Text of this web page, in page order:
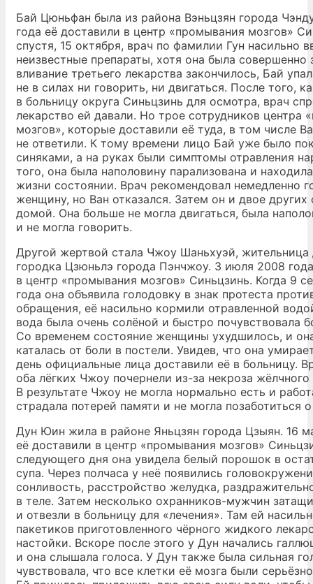
Бай Цюньфан была из района Вэньцзян города
года её доставили в центр «промывания мозгов»
спустя, 15 октября, врач по фамилии Гун насильно
неизвестные препараты, хотя она была совершенно
вливание третьего лекарства закончилось, Бай
не в силах ни говорить, ни двигаться. После того,
в больницу округа Синьцзинь для осмотра, врач
лекарство ей давали. Но трое сотрудников центра
мозгов», которые доставили её туда, в том числе
не ответили. К тому времени лицо Бай уже было
синяками, а на руках были симптомы отравления
того, она была наполовину парализована и
жизни состоянии. Врач рекомендовал немедленно
женщину, но Ван отказался. Затем он и двое других
домой. Она больше не могла двигаться, была
и не могла говорить.
Другой жертвой стала Чжоу Шаньхуэй,
городка Цзюньлэ города Пэнчжоу. 3 июля 2008
в центр «промывания мозгов» Синьцзинь. Когда 9
года она объявила голодовку в знак протеста
обращения, её насильно кормили отравленной
вода была очень солёной и быстро почувствовала
Со временем состояние женщины ухудшилось, и
каталась от боли в постели. Увидев, что она
день официальные лица доставили её в больницу.
оба лёгких Чжоу почернели из-за некроза жёлчного
В результате Чжоу не могла нормально есть и
страдала потерей памяти и не могла позаботиться
Дун Юин жила в районе Яньцзян города Цзыян. 16
её доставили в центр «промывания мозгов»
следующего дня она увидела белый порошок в
супа. Через полчаса у неё появились
сонливость, расстройство желудка,
в теле. Затем несколько охранников-мужчин
и отвезли в больницу для «лечения». Там ей
пакетиков приготовленного чёрного жидкого
настойки. Вскоре после этого у Дун начались
и она слышала голоса. У Дун также была сильная
чувствовала, что все клетки её мозга были